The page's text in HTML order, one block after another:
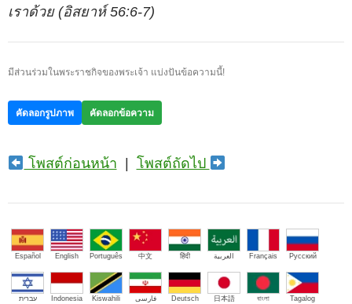
เราด้วย (อิสยาห์ 56:6-7)
มีส่วนร่วมในพระราชกิจของพระเจ้า แบ่งปันข้อความนี้!
คัดลอกรูปภาพ คัดลอกข้อความ
โพสต์ก่อนหน้า โพสต์ถัดไป
Español English Português 中文 हिंदी العربية Français Русский
עברית Indonesia Kiswahili فارسی Deutsch 日本語 বাংলা Tagalog